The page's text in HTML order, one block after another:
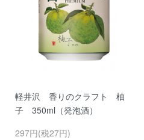
軽井沢 香りのクラフト 柚
子 350ml（発泡酒）
297円(税27円)